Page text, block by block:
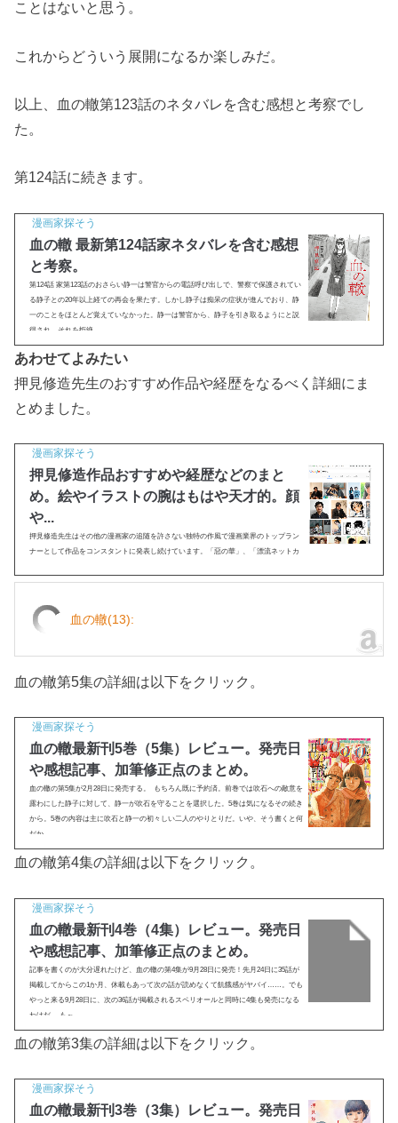
ことはないと思う。
これからどういう展開になるか楽しみだ。
以上、血の轍第123話のネタバレを含む感想と考察でし
た。
第124話に続きます。
漫画家探そう
血の轍 最新第124話家ネタバレを含む感想
と考察。
第124話 家第123話のおさらい静一は警官からの電話呼び出しで、警察で保護されてい
る静子との20年以上経ての再会を果たす。しかし静子は痴呆の症状が進んでおり、静
一のことをほとんど覚えていなかった。静一は警官から、静子を引き取るようにと説
得され、それを拒絶...
あわせてよみたい
押見修造先生のおすすめ作品や経歴をなるべく詳細にま
とめました。
漫画家探そう
押見修造作品おすすめや経歴などのまと
め。絵やイラストの腕はもはや天才的。顔
や...
押見修造先生はその他の漫画家の追随を許さない独特の作風で漫画業界のトップラン
ナーとして作品をコンスタントに発表し続けています。「惡の華」、「漂流ネットカ
み出していく押見修...
血の轍(13):
血の轍第5集の詳細は以下をクリック。
漫画家探そう
血の轍最新刊5巻（5集）レビュー。発売日
や感想記事、加筆修正点のまとめ。
血の轍の第5集が2月28日に発売する。 もちろん既に予約済。前巻では吹石への敵意を
露わにした静子に対して、静一が吹石を守ることを選択した。5巻は気になるその続き
から。5巻の内容は主に吹石と静一の初々しい二人のやりとりだ。いや、そう書くと何
だか...
血の轍第4集の詳細は以下をクリック。
漫画家探そう
血の轍最新刊4巻（4集）レビュー。発売日
や感想記事、加筆修正点のまとめ。
記事を書くのが大分遅れたけど、血の轍の第4集が9月28日に発売！先月24日に35話が
掲載してからこの1か月、休載もあって次の話が読めなくて飢餓感がヤバイ……。でも
やっと来る9月28日に、次の36話が掲載されるスペリオールと同時に4集も発売になる
わけだ。 も～、...
血の轍第3集の詳細は以下をクリック。
漫画家探そう
血の轍最新刊3巻（3集）レビュー。発売日